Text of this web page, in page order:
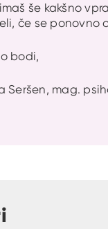
še kakšno
če se ponovno
bodi,
Seršen, mag.